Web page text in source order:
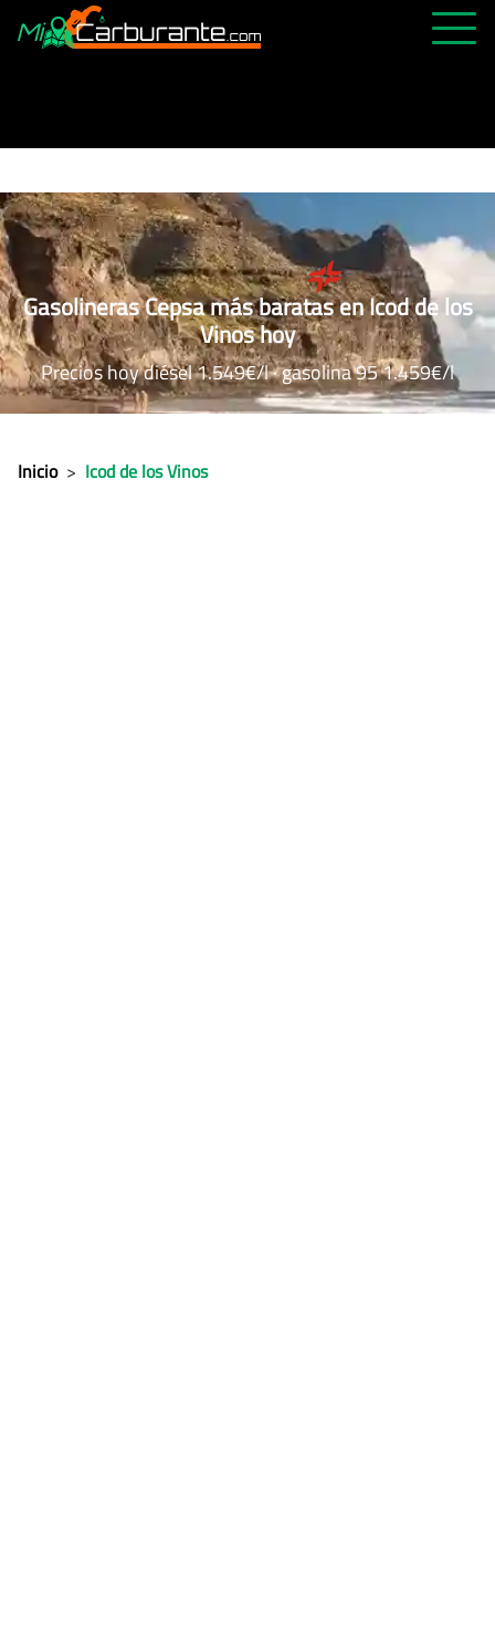
ABIERTAS 24H
ÚLTIMAS MATRÍCULAS
FAVORITAS
Gasolineras Cepsa más baratas en Icod de los
Vinos hoy
Precios hoy diésel 1.549€/l · gasolina 95 1.459€/l
Inicio > Icod de los Vinos